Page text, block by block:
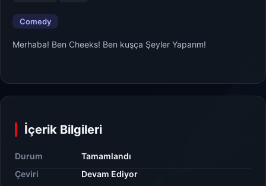
Comedy
Merhaba! Ben Cheeks! Ben kuşça Şeyler Yaparım!
İçerik Bilgileri
Durum
Tamamlandı
Çeviri
Devam Ediyor